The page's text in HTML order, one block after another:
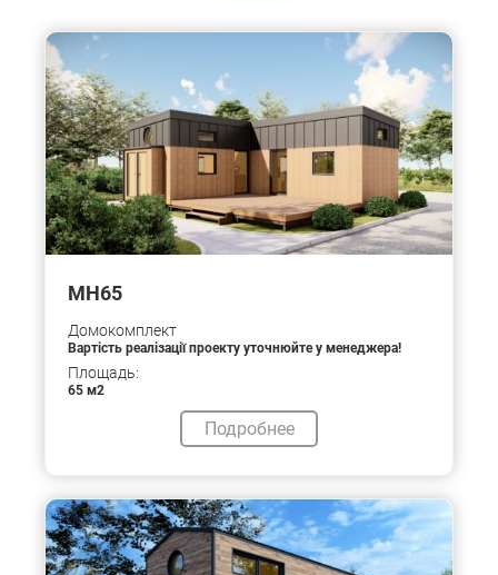
МН65
Домокомплект
Вартість реалізації проекту уточнюйте у менеджера!
Площадь:
65 м2
Подробнее